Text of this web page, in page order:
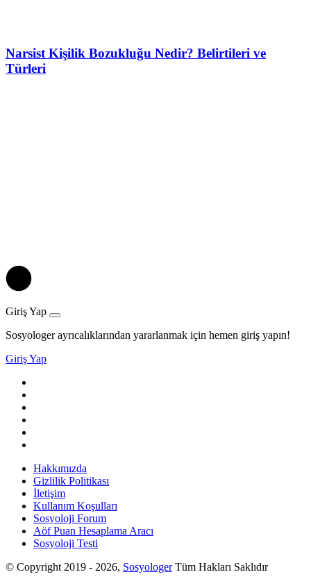
Narsist Kişilik Bozukluğu Nedir? Belirtileri ve
Türleri
Giriş Yap
Sosyologer ayrıcalıklarından yararlanmak için hemen giriş yapın!
Giriş Yap
Hakkımızda
Gizlilik Politikası
İletişim
Kullanım Koşulları
Sosyoloji Forum
Aöf Puan Hesaplama Aracı
Sosyoloji Testi
© Copyright 2019 - 2026, SosyologerTüm Hakları Saklıdır